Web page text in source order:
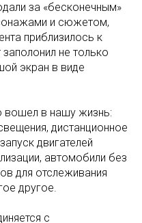
за «бесконечным»
и сюжетом,
приблизилось к
не только
экран в виде
вошел в нашу жизнь:
дистанционное
двигателей
автомобили без
для отслеживания
другое.
с